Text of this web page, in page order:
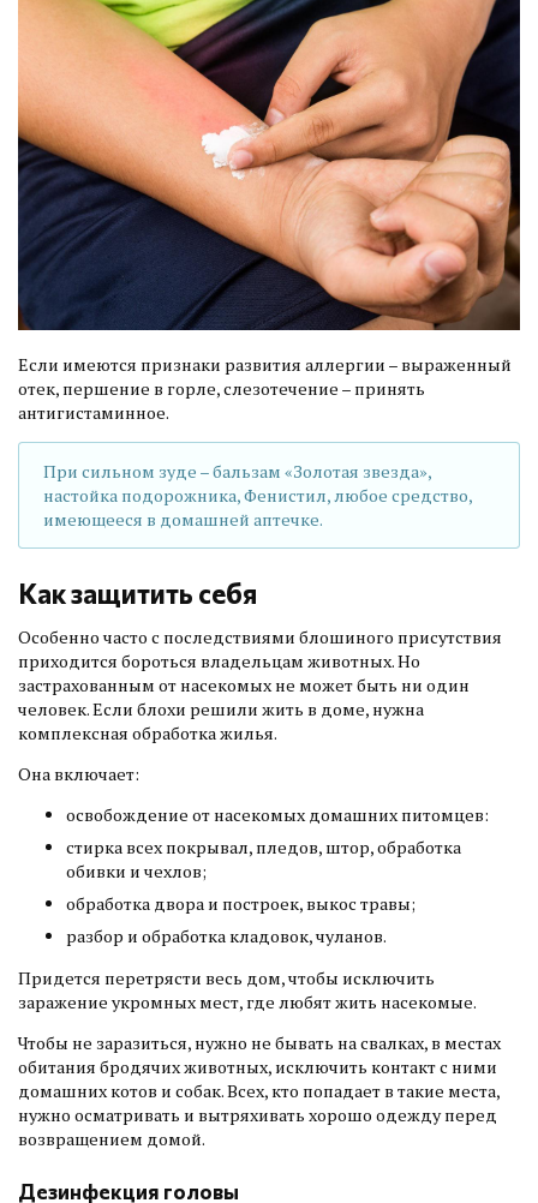
Если имеются признаки развития аллергии – выраженный
отек, першение в горле, слезотечение – принять
антигистаминное.
При сильном зуде – бальзам «Золотая звезда»,
настойка подорожника, Фенистил, любое средство,
имеющееся в домашней аптечке.
Как защитить себя
Особенно часто с последствиями блошиного присутствия
приходится бороться владельцам животных. Но
застрахованным от насекомых не может быть ни один
человек. Если блохи решили жить в доме, нужна
комплексная обработка жилья.
Она включает:
освобождение от насекомых домашних питомцев:
стирка всех покрывал, пледов, штор, обработка
обивки и чехлов;
обработка двора и построек, выкос травы;
разбор и обработка кладовок, чуланов.
Придется перетрясти весь дом, чтобы исключить
заражение укромных мест, где любят жить насекомые.
Чтобы не заразиться, нужно не бывать на свалках, в местах
обитания бродячих животных, исключить контакт с ними
домашних котов и собак. Всех, кто попадает в такие места,
нужно осматривать и вытряхивать хорошо одежду перед
возвращением домой.
Дезинфекция головы